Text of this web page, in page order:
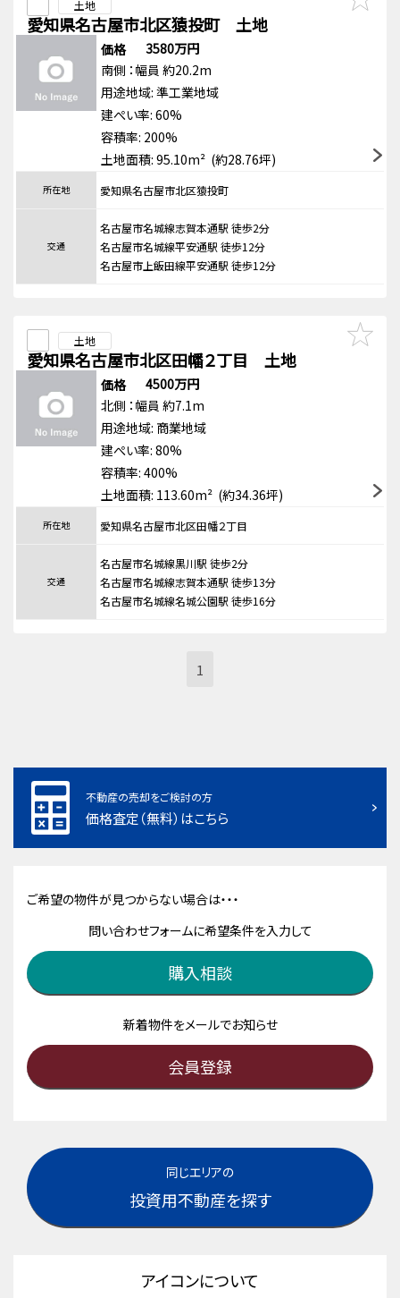
土地
愛知県名古屋市北区猿投町 土地
価格
3580万円
南側 ：幅員 約20.2m
用途地域: 準工業地域
建ぺい率: 60%
容積率: 200%
土地面積: 95.10m² (約28.76坪)
所在地 愛知県名古屋市北区猿投町
交通
名古屋市名城線志賀本通駅 徒歩2分
名古屋市名城線平安通駅 徒歩12分
名古屋市上飯田線平安通駅 徒歩12分
土地
愛知県名古屋市北区田幡２丁目 土地
価格
4500万円
北側 ：幅員 約7.1m
用途地域: 商業地域
建ぺい率: 80%
容積率: 400%
土地面積: 113.60m² (約34.36坪)
所在地 愛知県名古屋市北区田幡２丁目
交通
名古屋市名城線黒川駅 徒歩2分
名古屋市名城線志賀本通駅 徒歩13分
名古屋市名城線名城公園駅 徒歩16分
1
不動産の売却をご検討の方
価格査定（無料）はこちら
ご希望の物件が見つからない場合は・・・
問い合わせフォームに希望条件を入力して
購入相談
新着物件をメールでお知らせ
会員登録
同じエリアの
投資用不動産を探す
アイコンについて